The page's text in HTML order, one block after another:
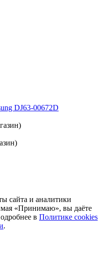
DJ63-00672D
сайта и аналитики
«Принимаю», вы даёте
в Политике cookies
.